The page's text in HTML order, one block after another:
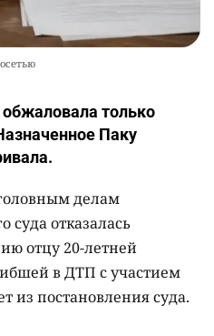
только
Паку
делам
суда отказалась
отцу 20-летней
в ДТП с участием
из постановления суда.